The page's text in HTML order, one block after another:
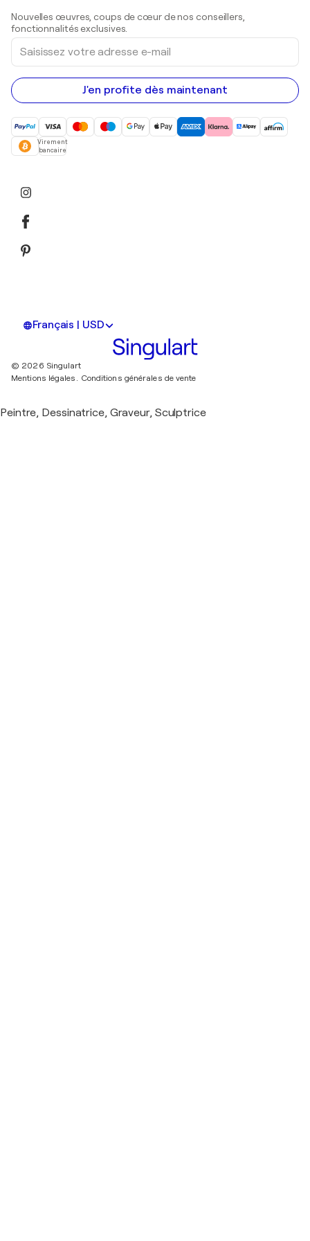
Peintures acryliques
Nouvelles œuvres, coups de cœur de nos conseillers,
fonctionnalités exclusives.
Saisissez
votre
adresse
e-
mail
J'en profite dès maintenant
Virement
bancaire
Français | USD
© 2026 Singulart
Mentions légales. Conditions générales de vente
Peintre, Dessinatrice, Graveur, Sculptrice